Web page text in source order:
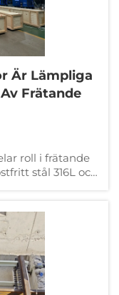
Är Lämpliga
Frätande
roll i frätande
stål 316L och